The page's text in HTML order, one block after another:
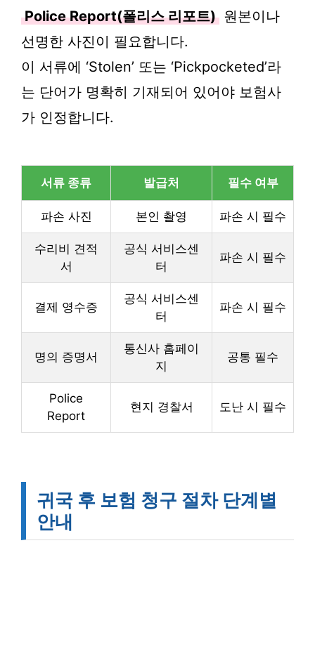
Police Report(폴리스 리포트) 원본이나
선명한 사진이 필요합니다.
이 서류에 ‘Stolen’ 또는 ‘Pickpocketed’라
는 단어가 명확히 기재되어 있어야 보험사
가 인정합니다.
서류 종류 발급처 필수 여부
파손 사진 본인 촬영 파손 시 필수
수리비 견적
서
공식 서비스센
터
파손 시 필수
결제 영수증
공식 서비스센
터
파손 시 필수
명의 증명서
통신사 홈페이
지
공통 필수
Police
Report
현지 경찰서 도난 시 필수
귀국 후 보험 청구 절차 단계별
안내